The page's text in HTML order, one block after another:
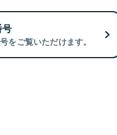
をご覧いただけます。